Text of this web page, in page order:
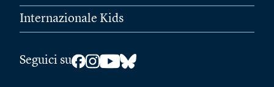
Internazionale Kids
Seguici su